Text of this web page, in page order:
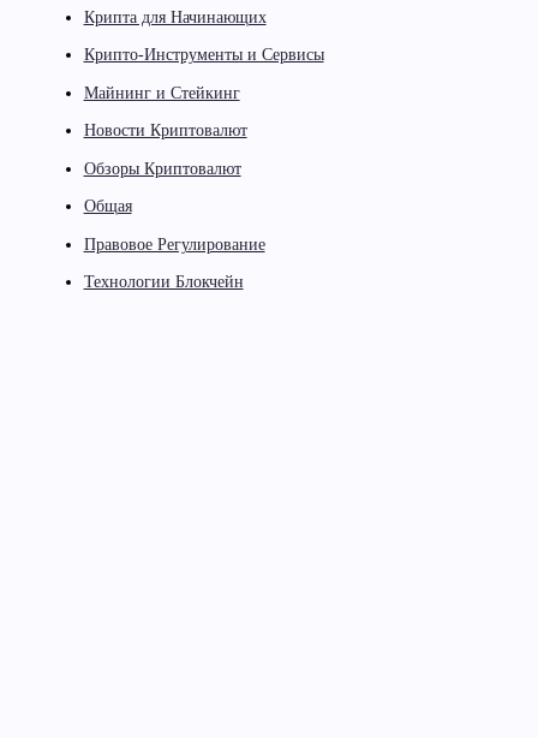
Крипта для Начинающих
Крипто-Инструменты и Сервисы
Майнинг и Стейкинг
Новости Криптовалют
Обзоры Криптовалют
Общая
Правовое Регулирование
Технологии Блокчейн